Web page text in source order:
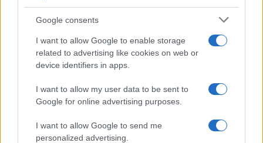
Google consents
I want to allow Google to enable storage
related to advertising like cookies on web or
device identifiers in apps.
I want to allow my user data to be sent to
Google for online advertising purposes.
I want to allow Google to send me
personalized advertising.
Sanne De Vries · 6 aug 2026